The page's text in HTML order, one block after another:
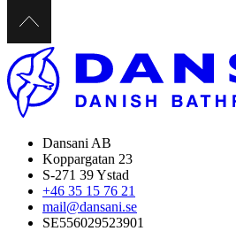
Dansani AB
Koppargatan 23
S-271 39 Ystad
+46 35 15 76 21
mail@dansani.se
SE556029523901